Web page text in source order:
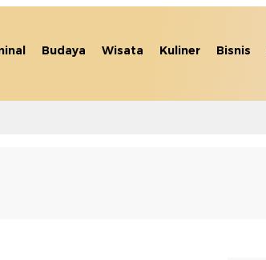
Budaya Wisata Kuliner Bisnis